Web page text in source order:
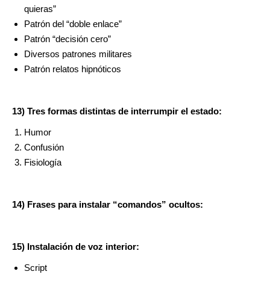
quieras”
Patrón del “doble enlace”
Patrón “decisión cero”
Diversos patrones militares
Patrón relatos hipnóticos
13) Tres formas distintas de interrumpir el estado:
Humor
Confusión
Fisiología
14) Frases para instalar “comandos” ocultos:
15) Instalación de voz interior:
Script